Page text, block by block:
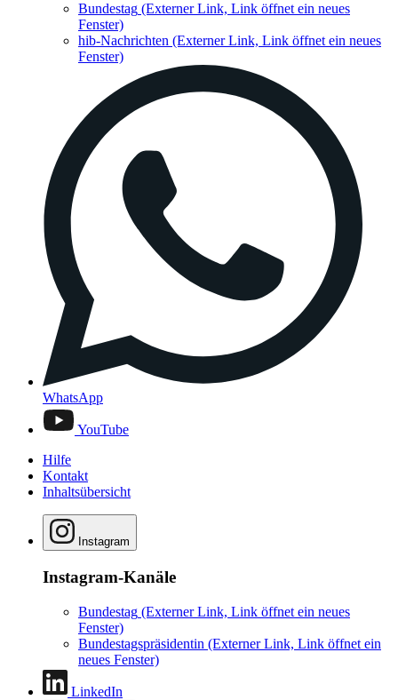
Bundestag (Externer Link, Link öffnet ein neues
Fenster)
hib-Nachrichten (Externer Link, Link öffnet ein neues
Fenster)
WhatsApp
YouTube
Hilfe
Kontakt
Inhaltsübersicht
Instagram
Instagram-Kanäle
Bundestag (Externer Link, Link öffnet ein neues
Fenster)
Bundestagspräsidentin (Externer Link, Link öffnet ein
neues Fenster)
LinkedIn